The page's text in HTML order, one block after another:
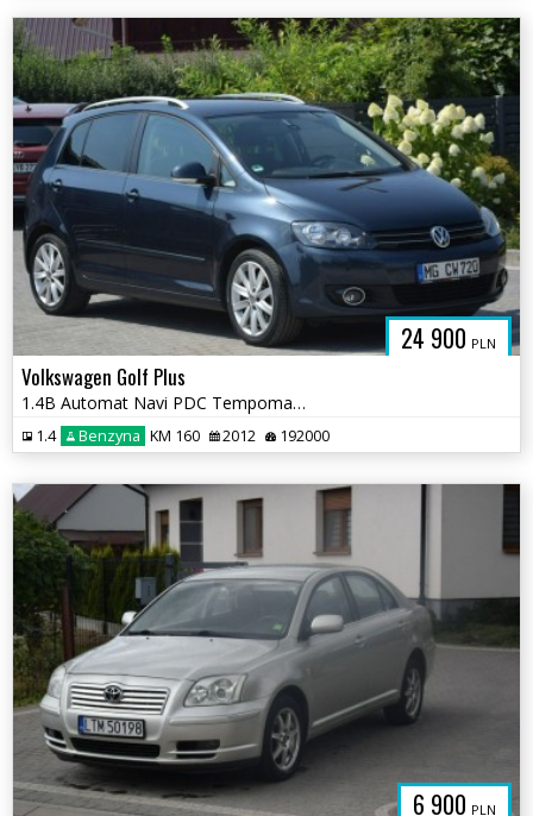
24 900 PLN
Volkswagen Golf Plus
1.4B Automat Navi PDC Tempomat Sprowadzony
1.4 Benzyna KM 160 2012 192000
6 900 PLN